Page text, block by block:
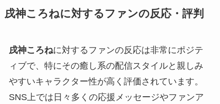
戌神ころねに対するファンの反応・評判
戌神ころねに対するファンの反応は非常にポジテ
ィブで、特にその癒し系の配信スタイルと親しみ
やすいキャラクター性が高く評価されています。
SNS上では日々多くの応援メッセージやファンア